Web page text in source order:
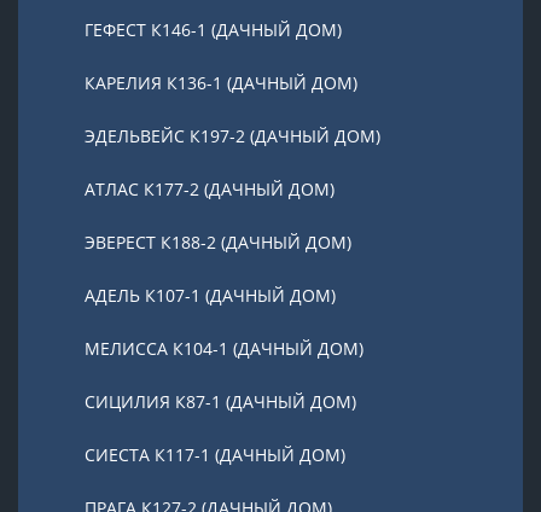
ГЕФЕСТ К146-1 (ДАЧНЫЙ ДОМ)
КАРЕЛИЯ К136-1 (ДАЧНЫЙ ДОМ)
ЭДЕЛЬВЕЙС К197-2 (ДАЧНЫЙ ДОМ)
АТЛАС К177-2 (ДАЧНЫЙ ДОМ)
ЭВЕРЕСТ К188-2 (ДАЧНЫЙ ДОМ)
АДЕЛЬ К107-1 (ДАЧНЫЙ ДОМ)
МЕЛИССА К104-1 (ДАЧНЫЙ ДОМ)
СИЦИЛИЯ К87-1 (ДАЧНЫЙ ДОМ)
СИЕСТА К117-1 (ДАЧНЫЙ ДОМ)